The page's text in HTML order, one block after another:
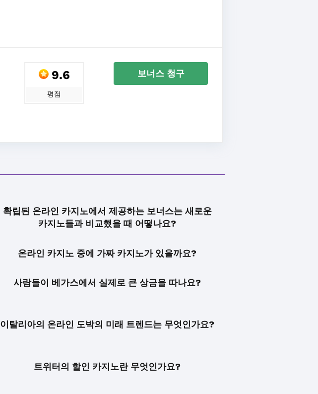
9.6
평점
보너스 청구
확립된 온라인 카지노에서 제공하는 보너스는 새로운
카지노들과 비교했을 때 어떻나요?
온라인 카지노 중에 가짜 카지노가 있을까요?
사람들이 베가스에서 실제로 큰 상금을 따나요?
이탈리아의 온라인 도박의 미래 트렌드는 무엇인가요?
트위터의 할인 카지노란 무엇인가요?